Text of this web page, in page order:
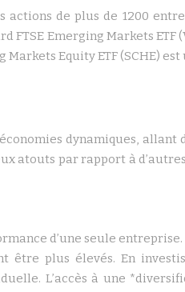
actions de plus de 1200
FTSE Emerging Markets
Equity ETF (SCHE)
dynamiques,
atouts par rapport à
d’une seule
plus élevés. En
L’accès à une